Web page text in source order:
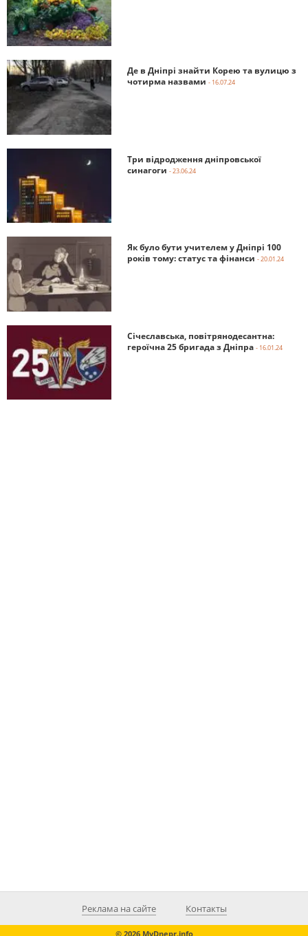
Де в Дніпрі знайти Корею та вулицю з
чотирма назвами - 16.07.24
Три відродження дніпровської
синагоги - 23.06.24
Як було бути учителем у Дніпрі 100
років тому: статус та фінанси - 20.01.24
Січеславська, повітрянодесантна:
героїчна 25 бригада з Дніпра - 16.01.24
Реклама на сайте Контакты
© 2026 MyDnepr.info